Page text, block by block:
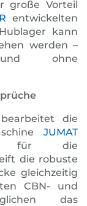
große Vorteil
entwickelten
kann
werden –
und ohne
die
JUMAT
für die
die robuste
gleichzeitig
CBN- und
das